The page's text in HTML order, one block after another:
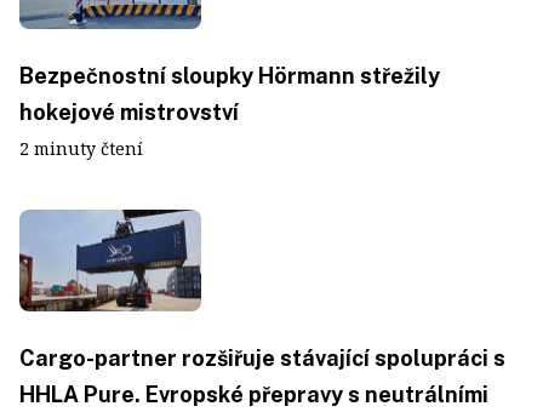
Bezpečnostní sloupky Hörmann střežily
hokejové mistrovství
2 minuty čtení
Cargo-partner rozšiřuje stávající spolupráci s
HHLA Pure. Evropské přepravy s neutrálními